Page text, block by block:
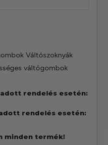
Váltószoknyák
váltógombok
rendelés esetén:
rendelés esetén:
minden termék!